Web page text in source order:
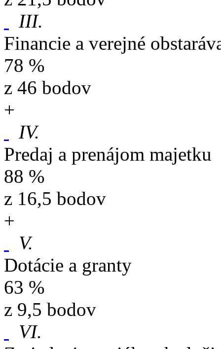
III.
Financie a verejné
78 %
z 46 bodov
+
IV.
Predaj a prenájom majetku
88 %
z 16,5 bodov
+
V.
Dotácie a granty
63 %
z 9,5 bodov
VI.